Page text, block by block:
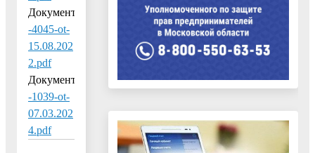
Документ:
-4045-ot-
15.08.202
2.pdf
Документ:
-1039-ot-
07.03.202
4.pdf